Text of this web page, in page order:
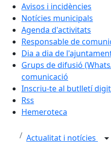
Avisos i incidències
Notícies municipals
Agenda d'activitats
Responsable de
Dia a dia de
Grups de difusió
comunicació
Inscriu-te al butlletí
Rss
Hemeroteca
Actualitat i notícies